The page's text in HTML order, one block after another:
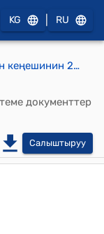
KG RU
Савай айылдык округунун кеңешинин 2025-жылдын 27-майы № 21 “Кыдырша айылындагы №440-а контурдагы №5-04-14-1005-0518 иденитификациялык номери менен катталып айыл өкмөтүнүн муниципалдык менчигинде турган, спорт комплекс үчүн ажыратылган 0,30 га жер аянтына Кыдырша айылындагы №440-а контурдан кошумча 0,20 га жер жер аянтын ажыратып берүү жөнүндө” токтому
документтер
Салыштыруу